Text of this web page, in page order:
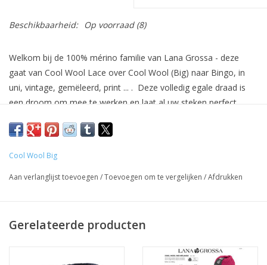
Beschikbaarheid: Op voorraad(8)
Welkom bij de 100% mérino familie van Lana Grossa - deze
gaat van Cool Wool Lace over Cool Wool (Big) naar Bingo, in
uni, vintage, gemëleerd, print ... . Deze volledig egale draad is
een droom om mee te werken en laat al uw steken perfect
Meer info over deze draad zoals samenstelling,
stekenverhouding, wasvoorschriften etc. kan u vinden bovenaan
Cool Wool Big
Aan verlanglijst toevoegen /Toevoegen om te vergelijken /Afdrukken
Gerelateerde producten